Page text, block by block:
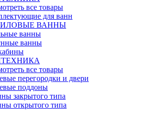
все товары
для ванн
ВАННЫ
ванны
ванны
все товары
перегородки и двери
поддоны
закрытого типа
открытого типа